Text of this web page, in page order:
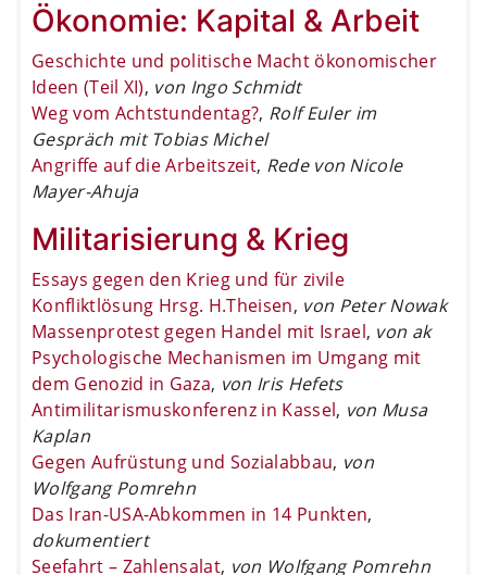
Ökonomie: Kapital & Arbeit
Geschichte und politische Macht ökonomischer
Ideen (Teil XI), von Ingo Schmidt
Weg vom Achtstundentag?, Rolf Euler im
Gespräch mit Tobias Michel
Angriffe auf die Arbeitszeit, Rede von Nicole
Mayer-Ahuja
Militarisierung & Krieg
Essays gegen den Krieg und für zivile
Konfliktlösung Hrsg. H.Theisen, von Peter Nowak
Massenprotest gegen Handel mit Israel, von ak
Psychologische Mechanismen im Umgang mit
dem Genozid in Gaza, von Iris Hefets
Antimilitarismuskonferenz in Kassel, von Musa
Kaplan
Gegen Aufrüstung und Sozialabbau, von
Wolfgang Pomrehn
Das Iran-USA-Abkommen in 14 Punkten,
dokumentiert
Seefahrt – Zahlensalat, von Wolfgang Pomrehn